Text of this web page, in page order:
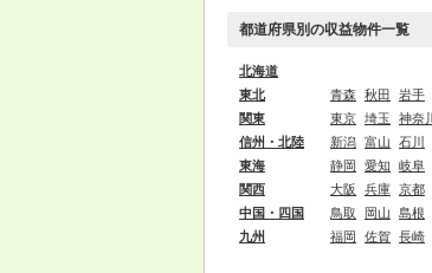
都道府県別の収益物件一覧
北海道
東北
青森 秋田 岩手
関東
東京 埼玉 神奈川
信州・北陸
新潟 富山 石川
東海
静岡 愛知 岐阜
関西
大阪 兵庫 京都
中国・四国
鳥取 岡山 島根
九州
福岡 佐賀 長崎